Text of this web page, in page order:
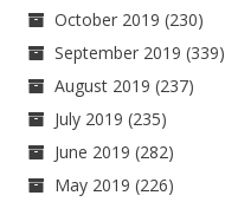
October 2019 (230)
September 2019 (339)
August 2019 (237)
July 2019 (235)
June 2019 (282)
May 2019 (226)